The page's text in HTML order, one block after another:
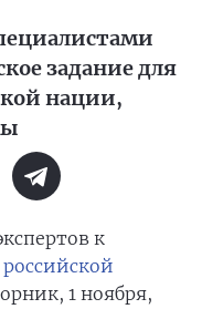
задание для
нации,
к
1 ноября,